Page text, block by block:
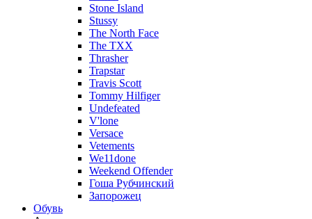
Stone Island
Stussy
The North Face
The TXX
Thrasher
Trapstar
Travis Scott
Tommy Hilfiger
Undefeated
V'lone
Versace
Vetements
We11done
Weekend Offender
Гоша Рубчинский
Запорожец
Обувь